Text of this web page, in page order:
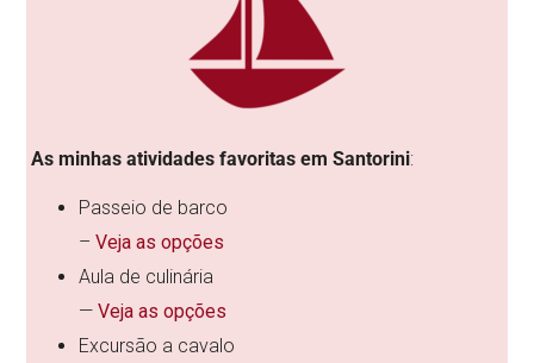
As minhas atividades favoritas em Santorini:
Passeio de barco
–Veja as opções
Aula de culinária
—Veja as opções
​Excursão a cavalo